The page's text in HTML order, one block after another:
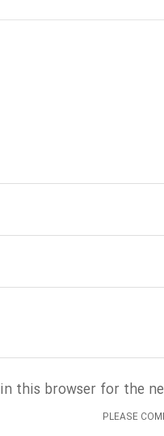
this browser for the